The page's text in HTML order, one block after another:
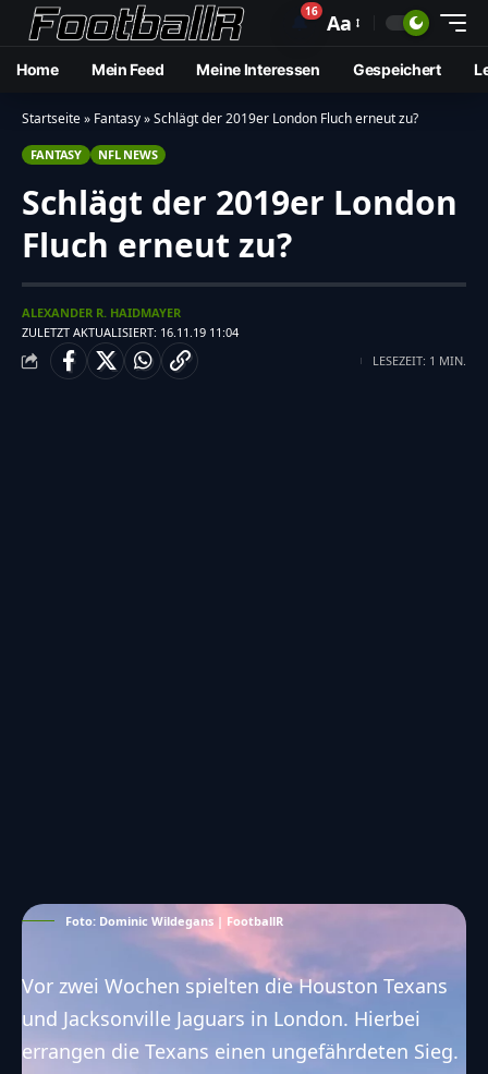
🔔16 Aa
Home Mein Feed Meine Interessen Gespeichert
Startseite» Fantasy»Schlägt der 2019er London Fluch erneut zu?
FANTASY NFL NEWS
Schlägt der 2019er London
Fluch erneut zu?
ZULETZT AKTUALISIERT: 16.11.19 11:04
ALEXANDER R. HAIDMAYER
LESEZEIT: 1 MIN.
Foto: Dominic Wildegans | FootballR
Vor zwei Wochen spielten dieHouston Texans
und Jacksonville Jaguars in London. Hierbei
errangen die Texans einen ungefährdeten Sieg.